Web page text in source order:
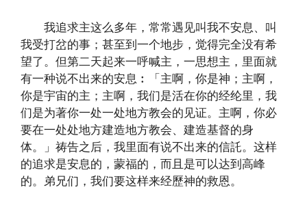
我追求主这么多年，常常遇见叫我不安息、叫
我受打岔的事；甚至到一个地步，觉得完全没有希
望了。但第二天起来一呼喊主，一思想主，里面就
有一种说不出来的安息︰「主啊，你是神；主啊，
你是宇宙的主；主啊，我们是活在你的经纶里，我
们是为著你一处一处地方教会的见证。主啊，你必
要在一处处地方建造地方教会、建造基督的身
体。」祷告之后，我里面有说不出来的信託。这样
的追求是安息的，蒙福的，而且是可以达到高峰
的。弟兄们，我们要这样来经歷神的救恩。